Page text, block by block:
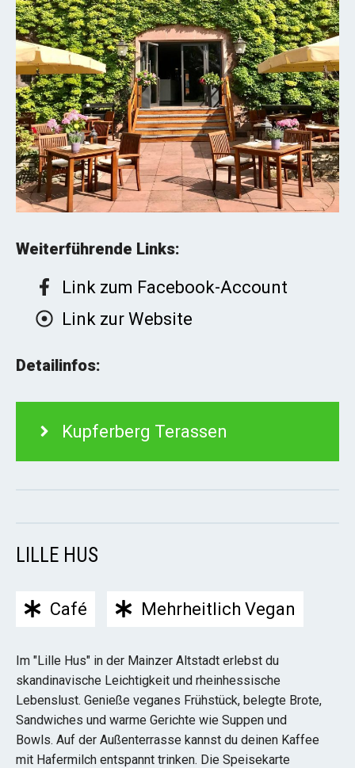
Weiterführende Links:
Link zum Facebook-Account
Link zur Website
Detailinfos:
Kupferberg Terassen
LILLE HUS
Café Mehrheitlich Vegan
Im "Lille Hus" in der Mainzer Altstadt erlebst du
skandinavische Leichtigkeit und rheinhessische
Lebenslust. Genieße veganes Frühstück, belegte Brote,
Sandwiches und warme Gerichte wie Suppen und
Bowls. Auf der Außenterrasse kannst du deinen Kaffee
mit Hafermilch entspannt trinken. Die Speisekarte